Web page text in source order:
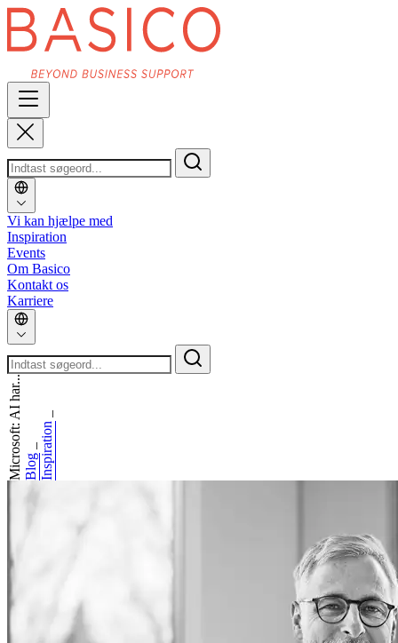
Vi kan hjælpe med
Inspiration
Events
Om Basico
Kontakt os
Karriere
Inspiration
_
Blog
_
Microsoft: AI har...